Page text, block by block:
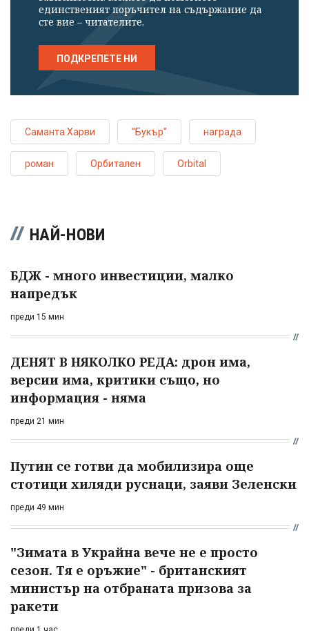
единственият поръчител на съдържание да
сте вие – читателите.
ПОДКРЕПЕТЕ НИ
Саманта Харви "Букър" награда
роман Орбитален Orbital
НАЙ-НОВИ
БДЖ - много инвестиции, малко
напредък
преди 15 мин
ДЕНЯТ В НЯКОЛКО РЕДА: дрон има,
версии има, критики също, но
информация - няма
преди 21 мин
Путин се готви да мобилизира още
стотици хиляди руснаци, заяви Зеленски
преди 49 мин
"Зимата в Украйна вече не е просто
сезон. Тя е оръжие" - британският
министър на отбраната призова за
ракети